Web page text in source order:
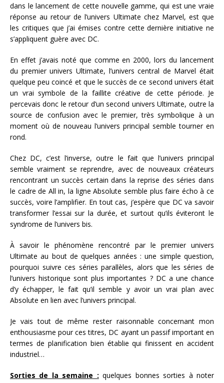
dans le lancement de cette nouvelle gamme, qui est une vraie
réponse au retour de l’univers Ultimate chez Marvel, est que
les critiques que j’ai émises contre cette dernière initiative ne
s’appliquent guère avec DC.
En effet j’avais noté que comme en 2000, lors du lancement
du premier univers Ultimate, l’univers central de Marvel était
quelque peu coincé et que le succès de ce second univers était
un vrai symbole de la faillite créative de cette période. Je
percevais donc le retour d’un second univers Ultimate, outre la
source de confusion avec le premier, très symbolique à un
moment où de nouveau l’univers principal semble tourner en
rond.
Chez DC, c’est l’inverse, outre le fait que l’univers principal
semble vraiment se reprendre, avec de nouveaux créateurs
rencontrant un succès certain dans la reprise des séries dans
le cadre de All in, la ligne Absolute semble plus faire écho à ce
succès, voire l’amplifier. En tout cas, j’espère que DC va savoir
transformer l’essai sur la durée, et surtout qu’ils éviteront le
syndrome de l’univers bis.
À savoir le phénomène rencontré par le premier univers
Ultimate au bout de quelques années : une simple question,
pourquoi suivre ces séries parallèles, alors que les séries de
l’univers historique sont plus importantes ? DC a une chance
d’y échapper, le fait qu’il semble y avoir un vrai plan avec
Absolute en lien avec l’univers principal.
Je vais tout de même rester raisonnable concernant mon
enthousiasme pour ces titres, DC ayant un passif important en
termes de planification bien établie qui finissent en accident
industriel…
Sorties de la semaine : quelques bonnes sorties à noter